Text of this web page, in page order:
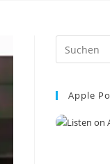
Apple